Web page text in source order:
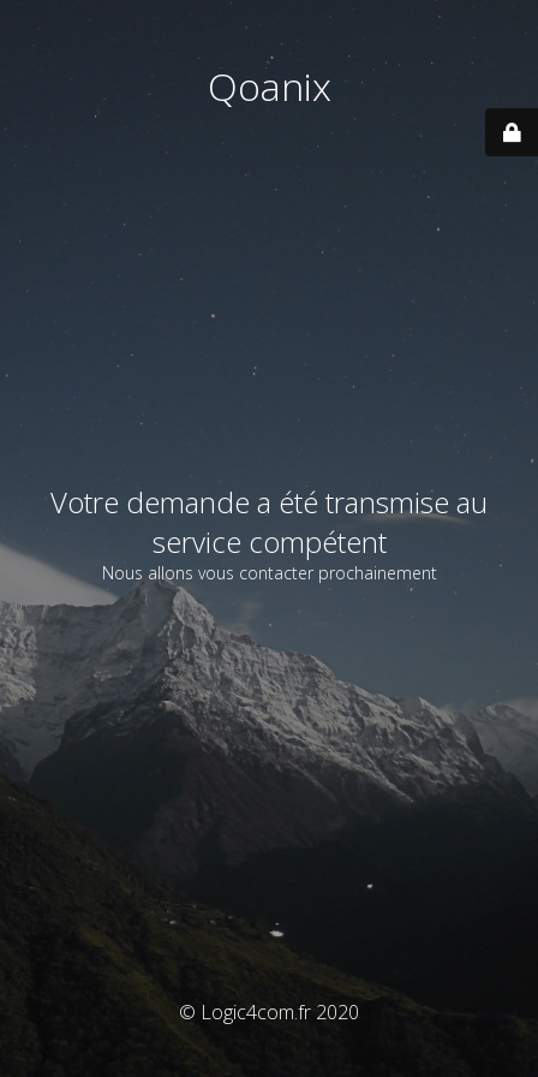
Qoanix
Votre demande a été transmise au
service compétent
Nous allons vous contacter prochainement
© Logic4com.fr 2020